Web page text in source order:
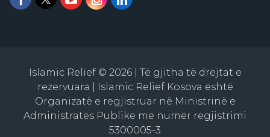
Islamic Relief © 2026 | Të gjitha të drejtat e
rezervuara | Islamic Relief Kosova është
Organizatë e regjistruar në Ministrinë e
Administratës Publike me numër regjistrimi
5300005-3